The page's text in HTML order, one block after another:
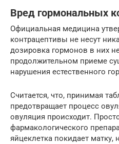
Вред гормональных
Официальная медицина
контрацептивы не несут
дозировка гормонов в них
продолжительном приеме
нарушения естественного
Считается, что, принимая
предотвращает процесс
овуляция происходит.
фармакологического
яйцеклетка покидает матку,